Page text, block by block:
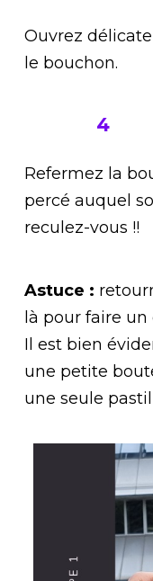
Ouvrez
le bouchon.
4
Refermez la
percé auquel
reculez-vous !!
Astuce :
là pour faire
Il est bien
une petite
une seule